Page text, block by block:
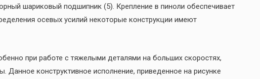
шариковый подшипник (5). Крепление в пиноли обеспечивает
осевых усилий некоторые конструкции имеют
при работе с тяжелыми деталями на больших скоростях,
Данное конструктивное исполнение, приведенное на рисунке